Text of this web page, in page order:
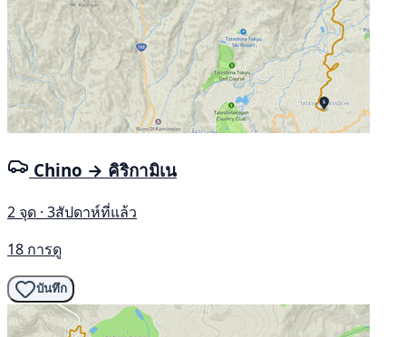
Chino → คิริกามิเน
2 จุด · 3สัปดาห์ที่แล้ว
18 การดู
บันทึก